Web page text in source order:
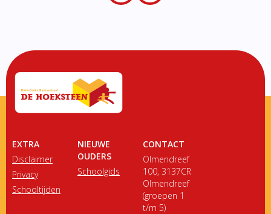
EXTRA
Disclaimer
Privacy
Schooltijden
NIEUWE
OUDERS
Schoolgids
CONTACT
Olmendreef
100, 3137CR
Olmendreef
(groepen 1
t/m 5)